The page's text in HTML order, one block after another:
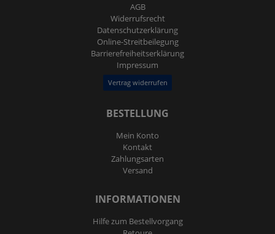
AGB
Widerrufs­recht
Daten­schutz­erklärung
Online-Streitbeilegung
Barrierefreiheitserklärung
Impressum
Vertrag widerrufen
BESTELLUNG
Mein Konto
Kontakt
Zahlungsarten
Versand
INFORMATIONEN
Hilfe zum Bestellvorgang